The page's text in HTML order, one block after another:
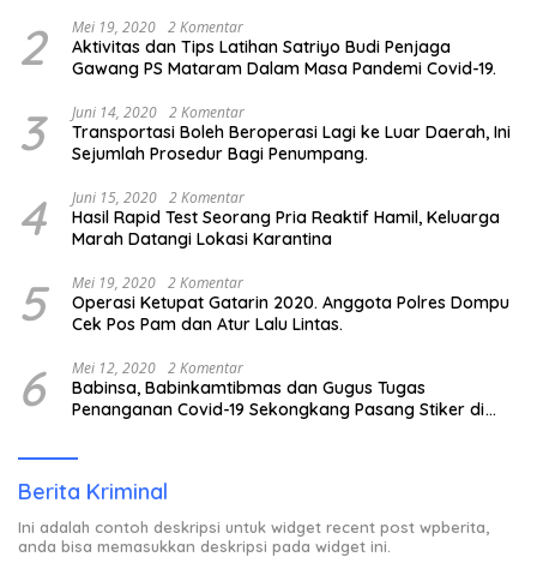
2 Mei 19, 2020 2 Komentar
Aktivitas dan Tips Latihan Satriyo Budi Penjaga
Gawang PS Mataram Dalam Masa Pandemi Covid-19.
3 Juni 14, 2020 2 Komentar
Transportasi Boleh Beroperasi Lagi ke Luar Daerah, Ini
Sejumlah Prosedur Bagi Penumpang.
4 Juni 15, 2020 2 Komentar
Hasil Rapid Test Seorang Pria Reaktif Hamil, Keluarga
Marah Datangi Lokasi Karantina
5 Mei 19, 2020 2 Komentar
Operasi Ketupat Gatarin 2020. Anggota Polres Dompu
Cek Pos Pam dan Atur Lalu Lintas.
6 Mei 12, 2020 2 Komentar
Babinsa, Babinkamtibmas dan Gugus Tugas
Penanganan Covid-19 Sekongkang Pasang Stiker di
Berita Kriminal
Ini adalah contoh deskripsi untuk widget recent post wpberita,
anda bisa memasukkan deskripsi pada widget ini.